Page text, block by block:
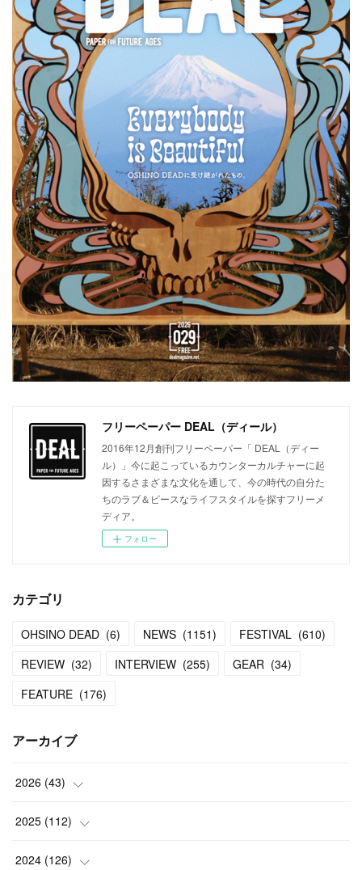
フリーペーパー DEAL（ディール）
2016年12月創刊フリーペーパー「 DEAL（ディー
ル）」今に起こっているカウンターカルチャーに起
因するさまざまな文化を通して、今の時代の自分た
ちのラブ＆ピースなライフスタイルを探すフリーメ
ディア。
フォロー
カテゴリ
OHSINO DEAD (6) NEWS (1151) FESTIVAL (610)
REVIEW (32) INTERVIEW (255) GEAR (34)
FEATURE (176)
アーカイブ
2026 (43)
( 2)
(3)
2025 (112)
(7)
2024 (126)